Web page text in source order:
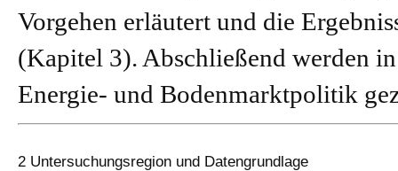
Vorgehen erläutert und die
(Kapitel 3). Abschließend werden
Energie- und Bodenmarktpolitik
2 Untersuchungsregion und Datengrundlage